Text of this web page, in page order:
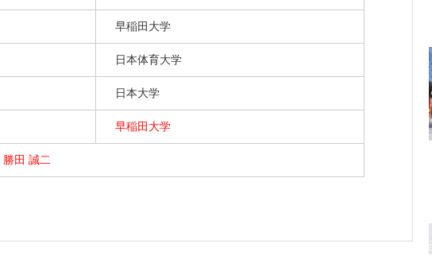
早稲田大学
日本体育大学
日本大学
早稲田大学
勝田 誠二